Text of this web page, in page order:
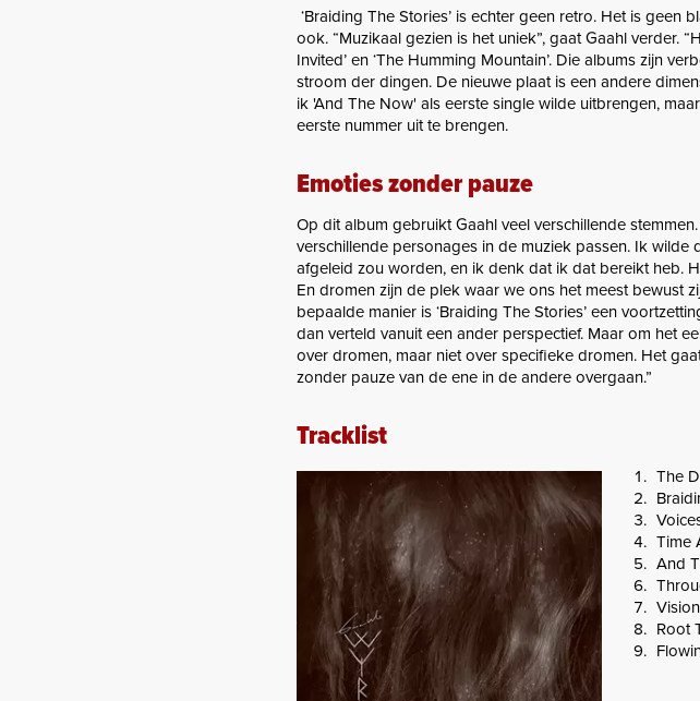
‘Braiding The Stories’ is echter geen retro. Het is geen
ook. “Muzikaal gezien is het uniek”, gaat Gaahl verder.
Invited’ en ‘The Humming Mountain’. Die albums zijn
stroom der dingen. De nieuwe plaat is een andere
ik 'And The Now' als eerste single wilde uitbrengen,
eerste nummer uit te brengen.
Emoties zonder pauze
Op dit album gebruikt Gaahl veel verschillende
verschillende personages in de muziek passen. Ik wilde
afgeleid zou worden, en ik denk dat ik dat bereikt heb.
En dromen zijn de plek waar we ons het meest bewust
bepaalde manier is ‘Braiding The Stories’ een
dan verteld vanuit een ander perspectief. Maar om het
over dromen, maar niet over specifieke dromen. Het
zonder pauze van de ene in de andere overgaan.”
Tracklist
The
Time
And
Root